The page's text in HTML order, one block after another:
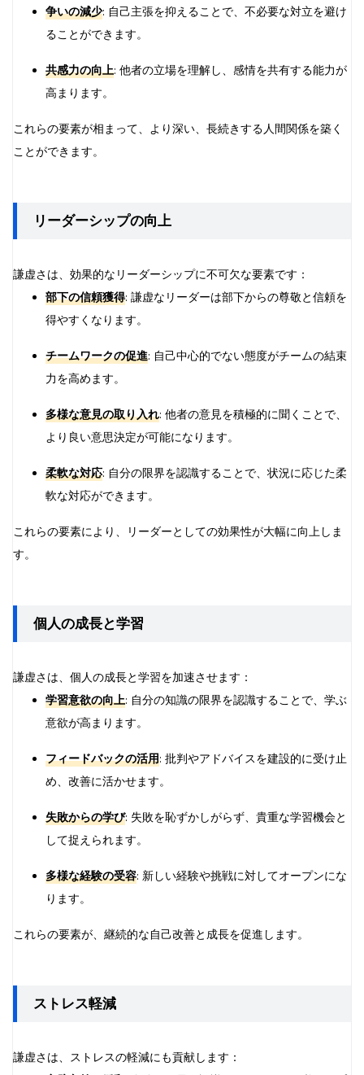
争いの減少: 自己主張を抑えることで、不必要な対立を避け
ることができます。
共感力の向上: 他者の立場を理解し、感情を共有する能力が
高まります。
これらの要素が相まって、より深い、長続きする人間関係を築く
ことができます。
リーダーシップの向上
謙虚さは、効果的なリーダーシップに不可欠な要素です：
部下の信頼獲得: 謙虚なリーダーは部下からの尊敬と信頼を
得やすくなります。
チームワークの促進: 自己中心的でない態度がチームの結束
力を高めます。
多様な意見の取り入れ: 他者の意見を積極的に聞くことで、
より良い意思決定が可能になります。
柔軟な対応: 自分の限界を認識することで、状況に応じた柔
軟な対応ができます。
これらの要素により、リーダーとしての効果性が大幅に向上しま
す。
個人の成長と学習
謙虚さは、個人の成長と学習を加速させます：
学習意欲の向上: 自分の知識の限界を認識することで、学ぶ
意欲が高まります。
フィードバックの活用: 批判やアドバイスを建設的に受け止
め、改善に活かせます。
失敗からの学び: 失敗を恥ずかしがらず、貴重な学習機会と
して捉えられます。
多様な経験の受容: 新しい経験や挑戦に対してオープンにな
ります。
これらの要素が、継続的な自己改善と成長を促進します。
ストレス軽減
謙虚さは、ストレスの軽減にも貢献します：